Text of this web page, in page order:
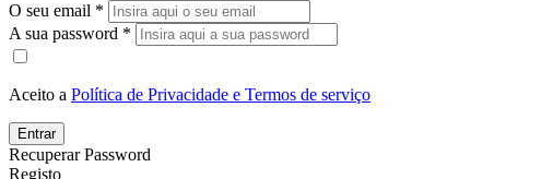
O seu email *
A sua password *
Aceito a Política de Privacidade e Termos de serviço
Entrar
Recuperar Password
Registo